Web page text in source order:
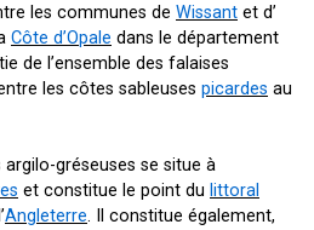
les communes de Wissant et d’
Côte d’Opale dans le département
de l’ensemble des falaises
les côtes sableuses picardes au
gréseuses se situe à
et constitue le point du littoral
Angleterre. Il constitue également,